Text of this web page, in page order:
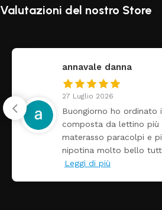
Valutazioni del nostro Store
annavale danna
27 Luglio 2026
Buongiorno ho ordinato
composta da lettino più
materasso paracolpi e
nipotina molto bello
Leggi di più